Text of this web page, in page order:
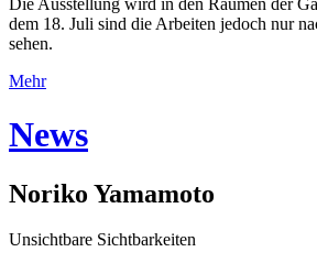
dem 18. Juli sind die Arbeiten jedoch nur
sehen.
Mehr
News
Noriko Yamamoto
Unsichtbare Sichtbarkeiten